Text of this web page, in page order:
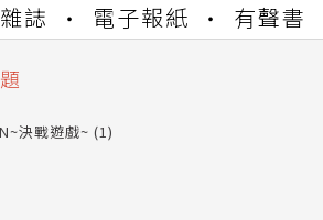
誌 電子報紙 有聲書
與書櫃開通申請
通與資產合併申請圖文教學
與書櫃開通申請
決戰遊戲~ (1)